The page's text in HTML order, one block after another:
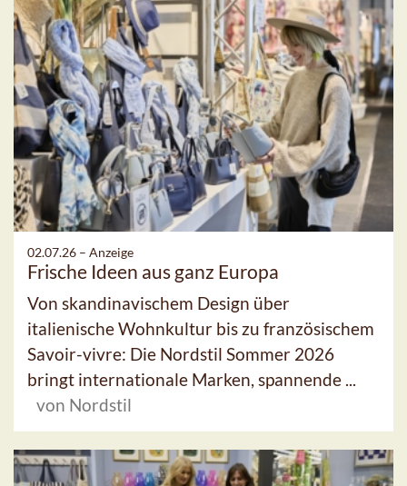
02.07.26 – Anzeige
Frische Ideen aus ganz Europa
Von skandinavischem Design über
italienische Wohnkultur bis zu französischem
Savoir-vivre: Die Nordstil Sommer 2026
bringt internationale Marken, spannende ...
von Nordstil